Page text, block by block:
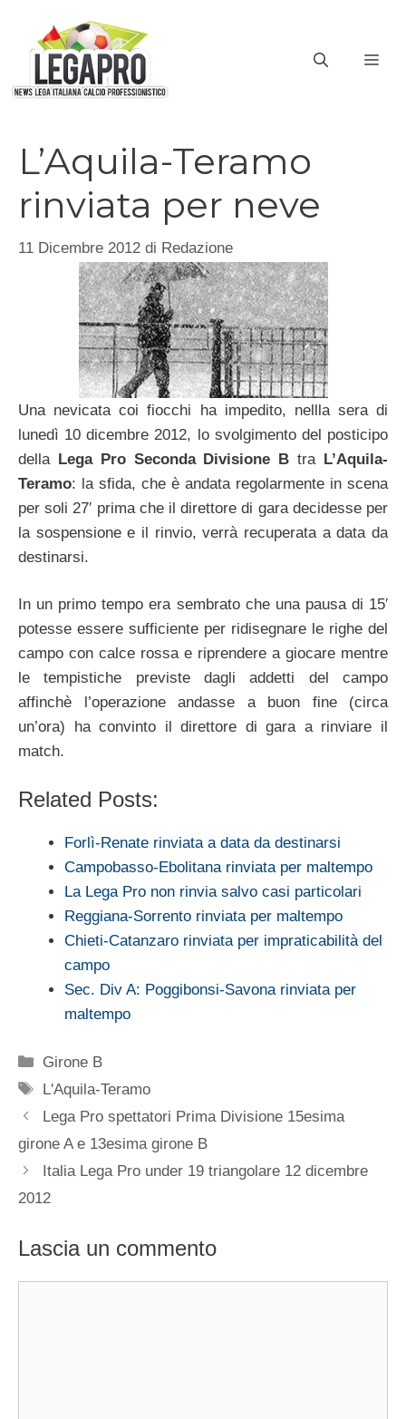
contenuto
L’Aquila-Teramo
rinviata per neve
11 Dicembre 2012 di Redazione
Una nevicata coi fiocchi ha impedito, nellla sera di
lunedì 10 dicembre 2012, lo svolgimento del posticipo
della Lega Pro Seconda Divisione B tra L’Aquila-
Teramo: la sfida, che è andata regolarmente in scena
per soli 27′ prima che il direttore di gara decidesse per
la sospensione e il rinvio, verrà recuperata a data da
destinarsi.
In un primo tempo era sembrato che una pausa di 15′
potesse essere sufficiente per ridisegnare le righe del
campo con calce rossa e riprendere a giocare mentre
le tempistiche previste dagli addetti del campo
affinchè l’operazione andasse a buon fine (circa
un’ora) ha convinto il direttore di gara a rinviare il
match.
Related Posts:
Forlì-Renate rinviata a data da destinarsi
Campobasso-Ebolitana rinviata per maltempo
La Lega Pro non rinvia salvo casi particolari
Reggiana-Sorrento rinviata per maltempo
Chieti-Catanzaro rinviata per impraticabilità del
campo
Sec. Div A: Poggibonsi-Savona rinviata per
maltempo
Categorie
Girone B
Tag
L'Aquila-Teramo
Lega Pro spettatori Prima Divisione 15esima
girone A e 13esima girone B
Italia Lega Pro under 19 triangolare 12 dicembre
2012
Lascia un commento